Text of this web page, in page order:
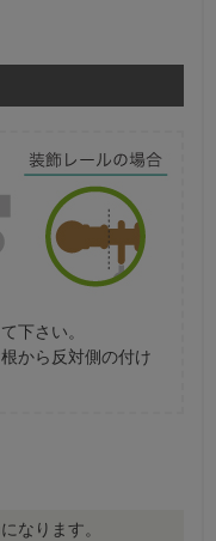
下さい。
から反対側の付け
なります。